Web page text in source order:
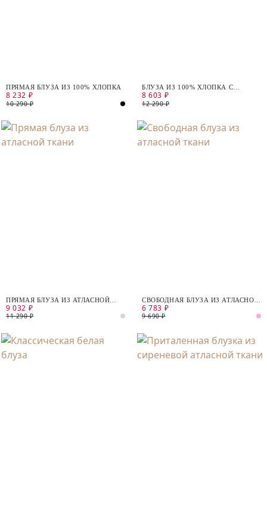
ПРЯМАЯ БЛУЗА ИЗ 100% ХЛОПКА
8 232 ₽
10 290 ₽
БЛУЗА ИЗ 100% ХЛОПКА С
СЕРЕБРЯНЫМ НАПЫЛЕНИЕМ
8 603 ₽
12 290 ₽
ПРЯМАЯ БЛУЗА ИЗ АТЛАСНОЙ
ТКАНИ
9 032 ₽
11 290 ₽
СВОБОДНАЯ БЛУЗА ИЗ АТЛАСНОЙ
ТКАНИ
6 783 ₽
9 690 ₽